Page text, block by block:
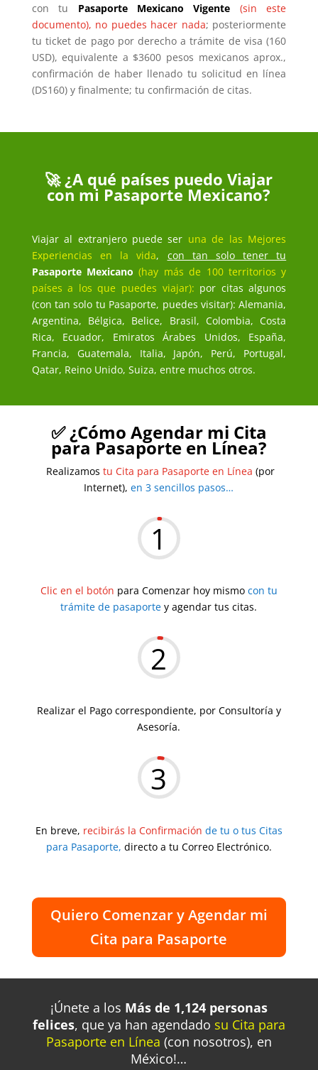
con tu Pasaporte Mexicano Vigente
(sin este
documento), no puedes hacer nada; posteriormente
tu ticket de pago por derecho a trámite de visa (160
USD), equivalente a $3600 pesos mexicanos aprox.,
confirmación de haber llenado tu solicitud en línea
(DS160) y finalmente; tu confirmación de citas.
🚀 ¿A qué países puedo Viajar
con mi Pasaporte Mexicano?
Viajar al extranjero puede ser una de las Mejores
Experiencias en la vida, con tan solo tener tu
Pasaporte Mexicano (hay más de 100 territorios y
países a los que puedes viajar): por citas algunos
(con tan solo tu Pasaporte, puedes visitar): Alemania,
Argentina, Bélgica, Belice, Brasil, Colombia, Costa
Rica, Ecuador, Emiratos Árabes Unidos, España,
Francia, Guatemala, Italia, Japón, Perú, Portugal,
Qatar, Reino Unido, Suiza, entre muchos otros.
✅ ¿Cómo Agendar mi Cita
para Pasaporte en Línea?
Realizamos tu Cita para Pasaporte en Línea (por
Internet),en 3 sencillos pasos…
1
Clic en el botón para Comenzar hoy mismo con tu
trámite de pasaporte y agendar tus citas.
2
Realizar el Pago correspondiente, por Consultoría y
Asesoría.
3
En breve, recibirás la Confirmación de tu o tus Citas
para Pasaporte, directo a tu Correo Electrónico.
Quiero Comenzar y Agendar mi
Cita para Pasaporte
¡Únete a los Más de 1,124 personas
felices, que ya han agendado su Cita para
Pasaporte en Línea (con nosotros), en
México!…